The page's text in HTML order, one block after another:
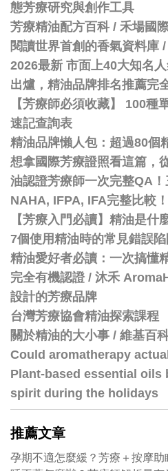
態芳療研究與創作工具
芳療精油配方百科 / 禾場國
閱讀世界首創的香氣資料庫
2026最新 市面上40大知名
出爐，精油品牌排名推薦完
【芳療師必須收藏】 100種
速記查詢表
精油品牌懶人包：超過80個
想拿國際芳療證照看這篇，
油認證芳療師一次完整QA
NAHA, IFPA, IFA完整比較！
【芳療入門必讀】精油是什
7個使用精油時的常見錯誤陷
精油愛好者必讀：一次搞懂
完全有機認證 / 沐禾
設計的芳療品牌
台灣芳療協會精油探索課程
關於精油的大小事 / 維基百
Could aromatherapy
Plant-based essential oils
spirit during the holidays
推薦文章
孕期不適怎麼緩？芳療＋按摩